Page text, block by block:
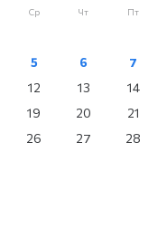
Ср Чт Пт
5 6 7
12 13 14
19 20 21
26 27 28